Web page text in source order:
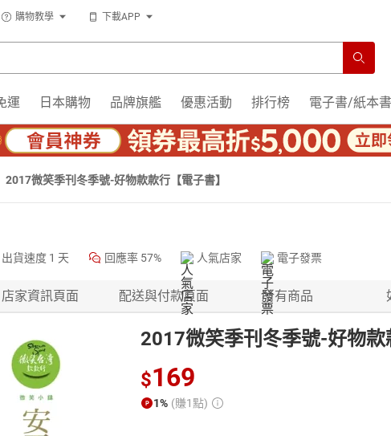
購物教學 下載APP
運 日本購物 品牌旗艦 優惠活動 排行榜 電子書/紙本書
2017微笑季刊冬季號-好物款款行【電子書】
出貨速度 1 天 回應率 57% 人氣店家 電子發票
店家資訊頁面 配送與付款頁面 所有商品
2017微笑季刊冬季號-好物
$169
1% (賺1點)